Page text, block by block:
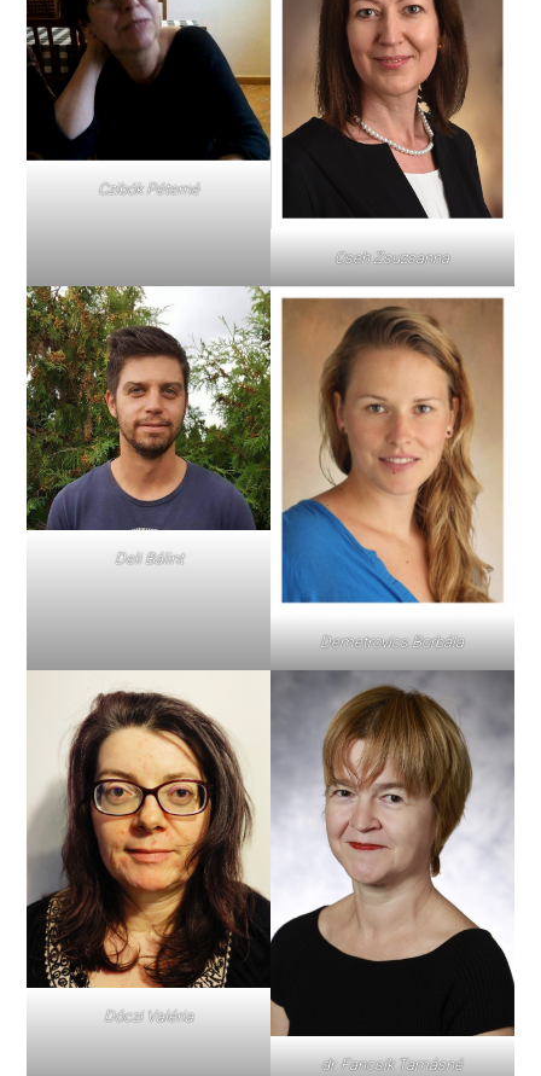
Czibók Péterné
Cseh Zsuzsanna
Deli Bálint
Demetrovics Borbála
Dóczi Valéria
dr. Fancsik Tamásné